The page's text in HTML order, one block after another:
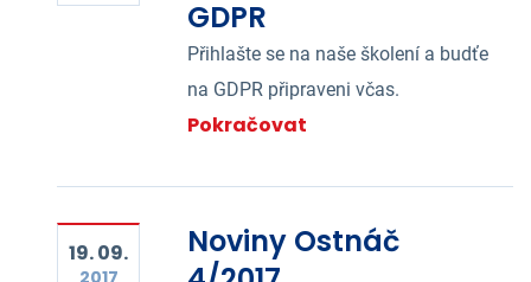
GDPR
Přihlašte se na naše školení a budťe
na GDPR připraveni včas.
Pokračovat
19. 09.
2017
Noviny Ostnáč